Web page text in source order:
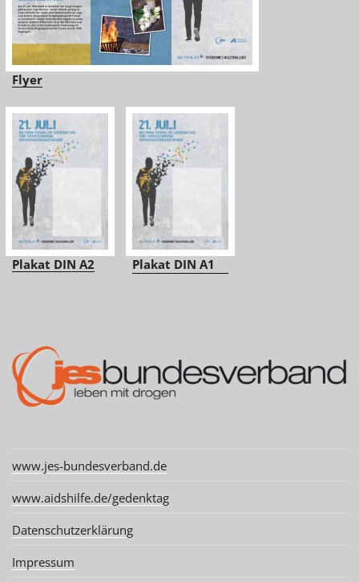
Flyer
Plakat DIN A2 Plakat DIN A1
www.jes-bundesverband.de
www.aidshilfe.de/gedenktag
Datenschutzerklärung
Impressum